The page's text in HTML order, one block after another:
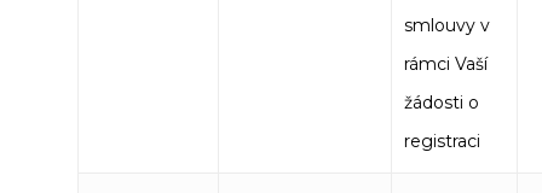
smlouvy v
rámci Vaší
žádosti o
registraci